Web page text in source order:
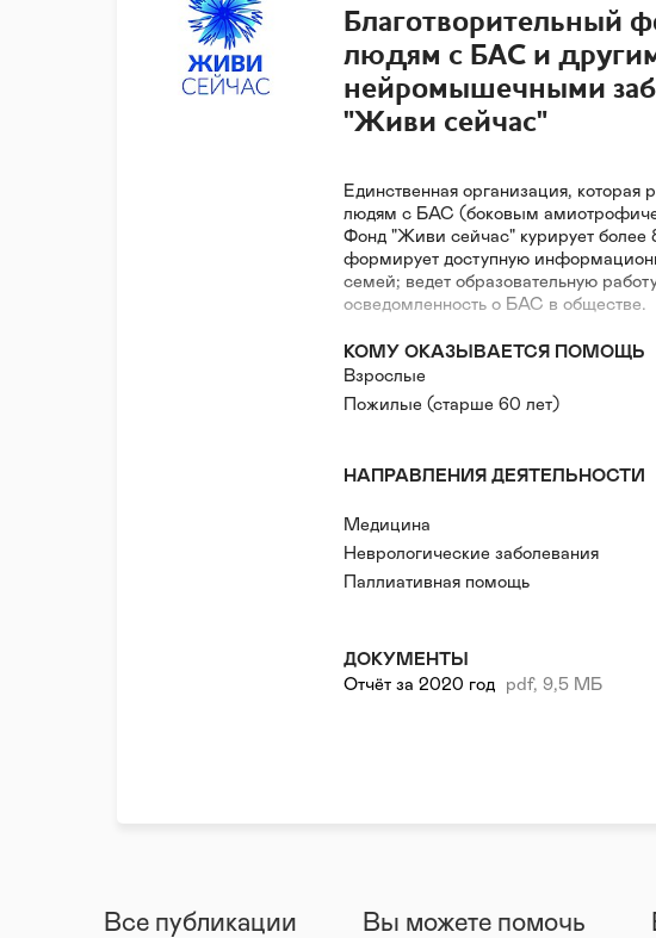
Благотворительный
людям с БАС и
нейромышечными
"Живи сейчас"
Единственная организация,
людям с БАС (боковым
Фонд "Живи сейчас" курирует более
формирует доступную
семей; ведет образовательную
осведомленность о БАС в обществе.
КОМУ ОКАЗЫВАЕТСЯ ПОМОЩЬ
Взрослые
Пожилые (старше 60 лет)
НАПРАВЛЕНИЯ ДЕЯТЕЛЬНОСТИ
Медицина
Неврологические заболевания
Паллиативная помощь
ДОКУМЕНТЫ
Отчёт за 2020 год
pdf, 9,5 МБ
Все публикации Вы можете помочь